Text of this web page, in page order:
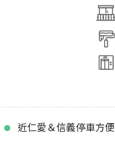
近仁愛＆信義停車方便